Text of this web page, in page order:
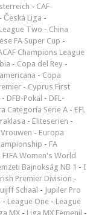
- CAF
- Česká Liga -
Two - China
FA Super Cup -
Champions League
- Copa del Rey -
- Copa
- Cyprus First
- DFB-Pokal - DFL-
Categoría Serie A - EFL
- Eliteserien -
- Europa
- FA
FIFA Women's World
Bajnokság NB 1 - I
Premier Division -
Schaal - Jupiler Pro
- League One - League
MX - Liga MX Femenil -